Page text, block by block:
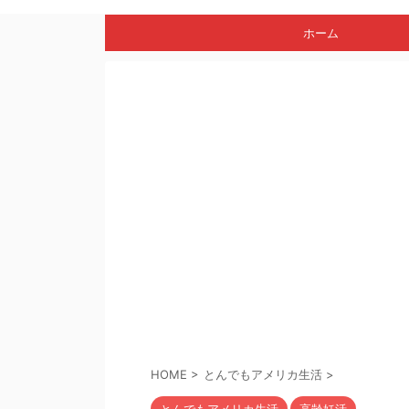
ホーム
HOME > とんでもアメリカ生活 >